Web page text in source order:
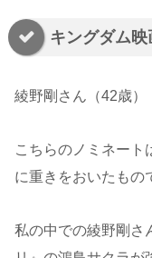
キングダム
綾野剛さん（42歳）
こちらのノミネート
に重きをおいたもの
私の中での綾野剛さ